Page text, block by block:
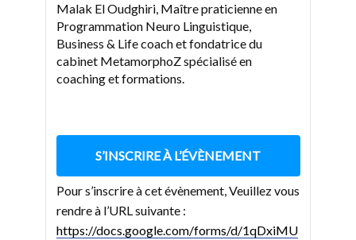
Malak El Oudghiri, Maître praticienne en
Programmation Neuro Linguistique,
Business & Life coach et fondatrice du
cabinet MetamorphoZ spécialisé en
coaching et formations.
S’INSCRIRE À L’ÉVÈNEMENT
Pour s’inscrire à cet évènement, Veuillez vous
rendre à l’URL suivante :
https://docs.google.com/forms/d/1qDxiMU